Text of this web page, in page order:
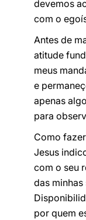
devemos
com o
Antes de
atitude
meus
e
apenas
para
Como
Jesus
com o seu
das
por quem